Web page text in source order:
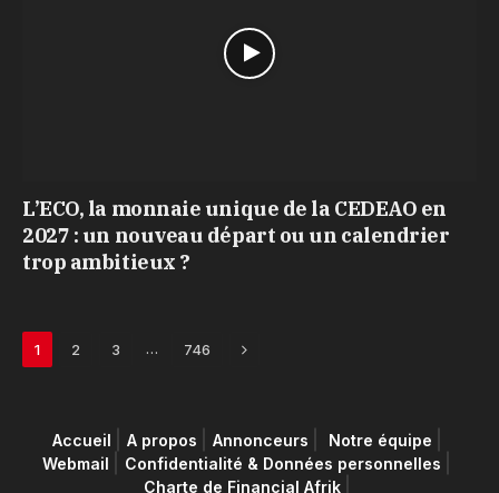
L’ECO, la monnaie unique de la CEDEAO en
2027 : un nouveau départ ou un calendrier
trop ambitieux ?
1 2 3 … 746 Next
Accueil A propos Annonceurs
Notre équipe
Webmail
Confidentialité & Données personnelles
Charte de Financial Afrik